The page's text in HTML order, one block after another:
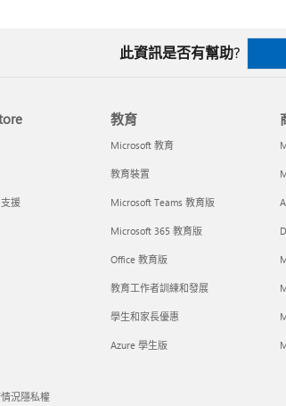
此資訊是否有幫助?
援
教育
Microsoft 教育
教育裝置
Microsoft Teams 教育版
Microsoft 365 教育版
Office 教育版
教育工作者訓練和發展
學生和家長優惠
Azure 學生版
況隱私權